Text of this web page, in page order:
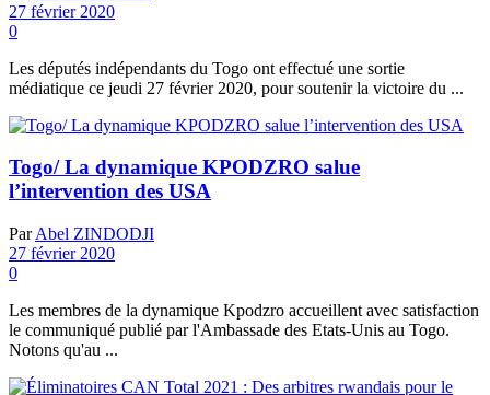
27 février 2020
0
Les députés indépendants du Togo ont effectué une sortie
médiatique ce jeudi 27 février 2020, pour soutenir la victoire du ...
Togo/ La dynamique KPODZRO salue
l’intervention des USA
Par Abel ZINDODJI
27 février 2020
0
Les membres de la dynamique Kpodzro accueillent avec satisfaction
le communiqué publié par l'Ambassade des Etats-Unis au Togo.
Notons qu'au ...